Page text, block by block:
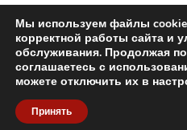
Главная
Запчасти
Политика
Мы используем файлы
корректной работы сайта и
обслуживания. Продолжая
соглашаетесь с
можете отключить их в
Принять